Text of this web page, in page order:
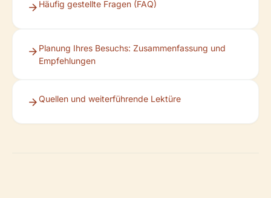
Häufig gestellte Fragen (FAQ)
Planung Ihres Besuchs: Zusammenfassung und
Empfehlungen
Quellen und weiterführende Lektüre